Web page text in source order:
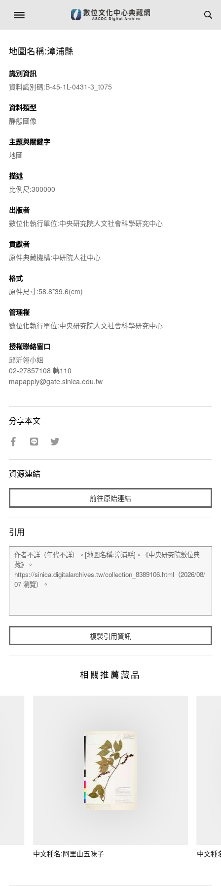
地圖名稱:漳浦縣
識別資訊
資料識別碼:B-45-1L-0431-3_t075
資料類型
靜態圖像
主題與關鍵字
地圖
描述
比例尺:300000
出版者
數位化執行單位:中央研究院人文社會科學研究中心
貢獻者
原件典藏機構:中研院人社中心
格式
原件尺寸:58.8*39.6(cm)
管理權
數位化執行單位:中央研究院人文社會科學研究中心
授權聯絡窗口
邱沂翎小姐
02-27857108 轉110
mapapply@gate.sinica.edu.tw
分享本文
資源連結
前往原始連結
引用
複製引用資訊
相關推薦藏品
中文種名:阿里山五味子 中文種